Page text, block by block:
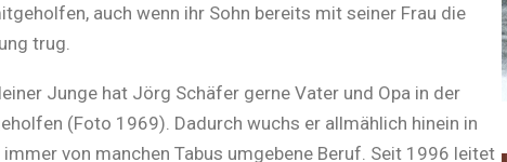
auch wenn ihr Sohn bereits mit seiner Frau die
trug.
Junge hat Jörg Schäfer gerne Vater und Opa in der
(Foto 1969). Dadurch wuchs er allmählich hinein in
von manchen Tabus umgebene Beruf. Seit 1996 leitet